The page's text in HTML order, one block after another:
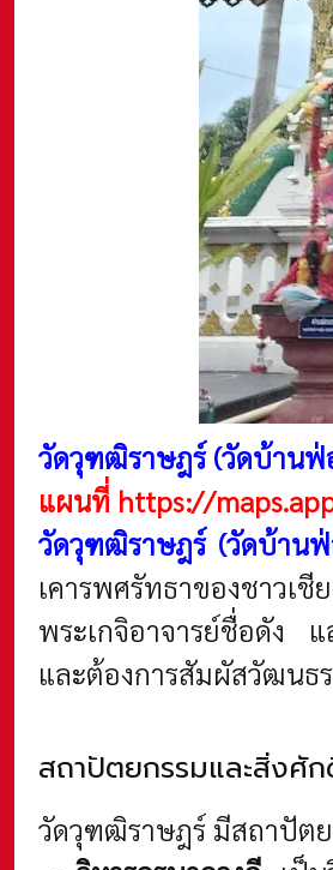
วัดวุฑฒิราษฎร์ (วัดบ้านฟ่
แผนที่ https://
วัดวุฑฒิราษฎร์ (วัดบ้าน
เคารพศรัทธาของชาวเ
พระเกจิอาจารย์ชื่อดัง
และต้องการสัมผัสวัฒนธ
สถาปัตยกรรมและสิ่งศั
วัดวุฑฒิราษฎร์ มีสถาปัต